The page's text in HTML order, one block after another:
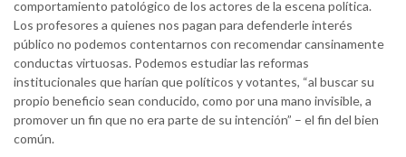
comportamiento patológico de los actores de la escena política.
Los profesores a quienes nos pagan para defenderle interés
público no podemos contentarnos con recomendar cansinamente
conductas virtuosas. Podemos estudiar las reformas
institucionales que harían que políticos y votantes, “al buscar su
propio beneficio sean conducido, como por una mano invisible, a
promover un fin que no era parte de su intención” – el fin del bien
común.